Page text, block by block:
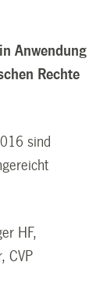
Anwendung
Rechte
sind
HF,
CVP